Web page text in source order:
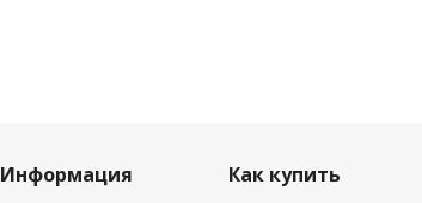
Информация Как купить